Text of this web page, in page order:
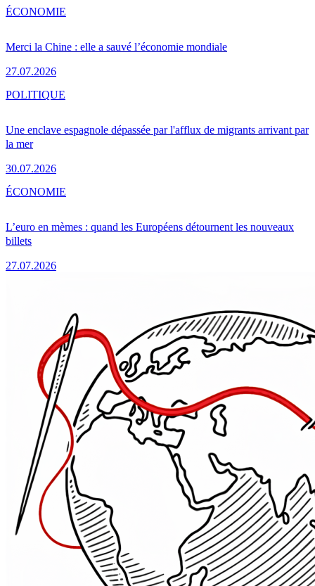
Merci la Chine : elle a sauvé l’économie mondiale
27.07.2026
ÉCONOMIE
Une enclave espagnole dépassée par l'afflux de migrants arrivant par
la mer
30.07.2026
POLITIQUE
L’euro en mèmes : quand les Européens détournent les nouveaux
billets
27.07.2026
ÉCONOMIE